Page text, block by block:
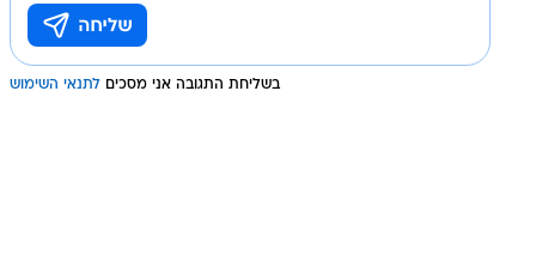
בשליחת התגובה אני מסכים לתנאי השימוש